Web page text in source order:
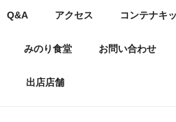
Q&A アクセス コンテナキ
みのり食堂 お問い合わせ
出店店舗